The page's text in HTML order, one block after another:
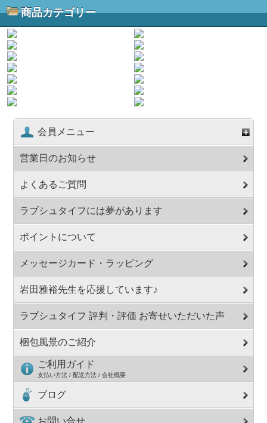
商品カテゴリー
会員メニュー
営業日のお知らせ
よくあるご質問
ラブシュタイフには夢があります
ポイントについて
メッセージカード・ラッピング
岩田雅裕先生を応援しています♪
ラブシュタイフ 評判・評価 お寄せいただいた声
梱包風景のご紹介
ご利用ガイド
支払い方法 / 配送方法 / 会社概要
ブログ